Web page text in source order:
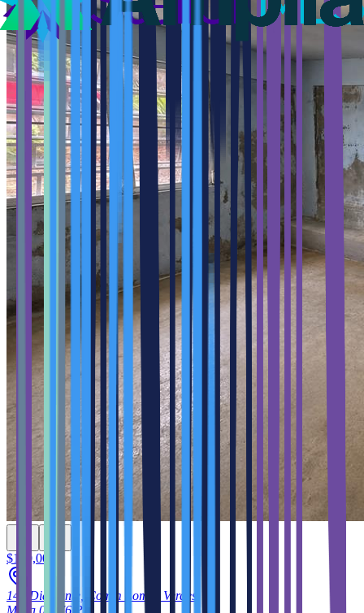
$150,000
140 Diamante, Comm Lomas Verdes
Moca 00676 PR